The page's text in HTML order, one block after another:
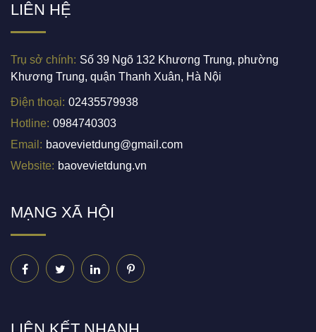
LIÊN HỆ
Trụ sở chính: Số 39 Ngõ 132 Khương Trung, phường
Khương Trung, quận Thanh Xuân, Hà Nội
Điện thoại: 02435579938
Hotline: 0984740303
Email: baovevietdung@gmail.com
Website: baovevietdung.vn
MẠNG XÃ HỘI